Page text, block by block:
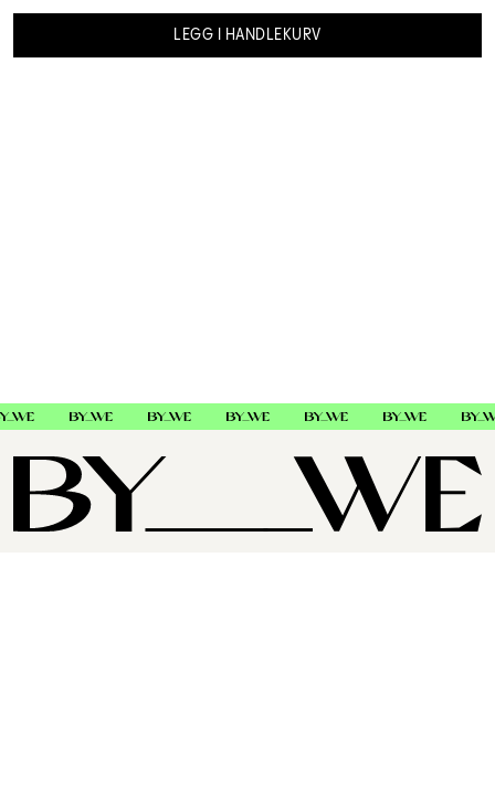
LEGG I HANDLEKURV